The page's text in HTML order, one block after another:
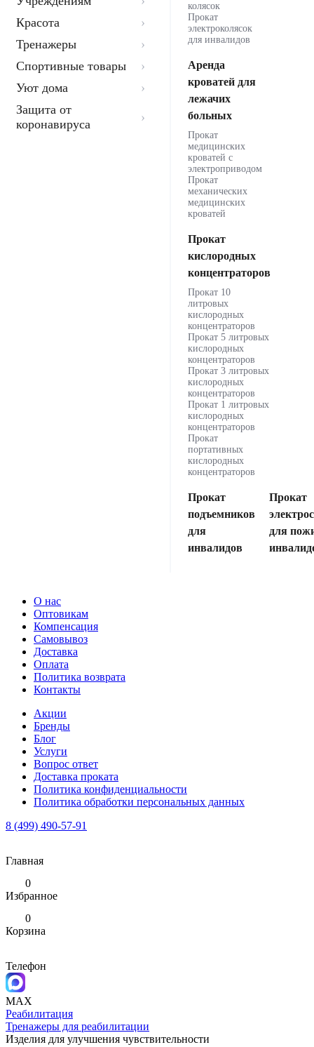
Красота
Тренажеры
Спортивные товары
Уют дома
Защита от
коронавируса
колясок
Прокат
электроколясок
для инвалидов
Аренда
кроватей для
лежачих
больных
Прокат
медицинских
кроватей с
электроприводом
Прокат
механических
медицинских
кроватей
Прокат
кислородных
концентраторов
Прокат 10
литровых
кислородных
концентраторов
Прокат 5 литровых
кислородных
концентраторов
Прокат 3 литровых
кислородных
концентраторов
Прокат 1 литровых
кислородных
концентраторов
Прокат
портативных
кислородных
концентраторов
Прокат
подъемников
для
инвалидов
Прокат
для
О нас
Оптовикам
Компенсация
Самовывоз
Доставка
Оплата
Политика возврата
Контакты
Акции
Бренды
Блог
Услуги
Вопрос ответ
Доставка проката
Политика конфиденциальности
Политика обработки персональных данных
8 (499) 490-57-91
Главная
0
Избранное
0
Корзина
Телефон
MAX
Реабилитация
Тренажеры для реабилитации
Изделия для улучшения чувствительности